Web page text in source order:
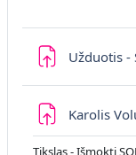
Užduotis -
Karolis
Tikslas - Išmokti